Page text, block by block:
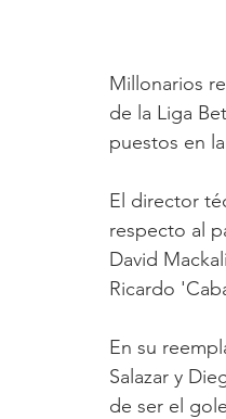
Millonarios
de la Liga
puestos en
El director
respecto al
David
Ricardo
En su
Salazar y
de ser el